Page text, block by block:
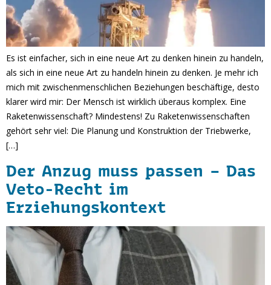
Es ist einfacher, sich in eine neue Art zu denken hinein zu handeln,
als sich in eine neue Art zu handeln hinein zu denken. Je mehr ich
mich mit zwischenmenschlichen Beziehungen beschäftige, desto
klarer wird mir: Der Mensch ist wirklich überaus komplex. Eine
Raketenwissenschaft? Mindestens! Zu Raketenwissenschaften
gehört sehr viel: Die Planung und Konstruktion der Triebwerke,
[…]
Der Anzug muss passen – Das
Veto-Recht im
Erziehungskontext